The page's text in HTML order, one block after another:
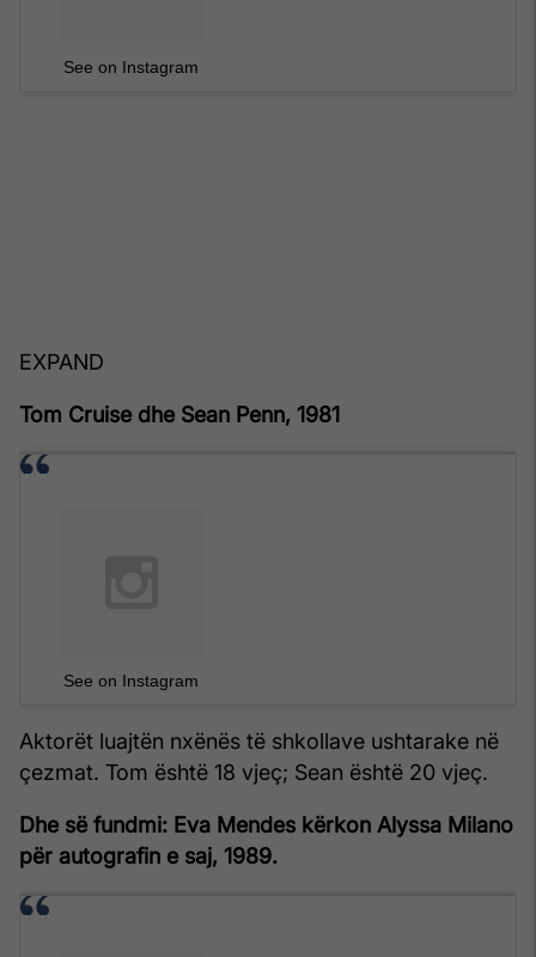
See on Instagram
EXPAND
Tom Cruise dhe Sean Penn, 1981
See on Instagram
Aktorët luajtën nxënës të shkollave ushtarake në
çezmat. Tom është 18 vjeç; Sean është 20 vjeç.
Dhe së fundmi: Eva Mendes kërkon Alyssa Milano
për autografin e saj, 1989.